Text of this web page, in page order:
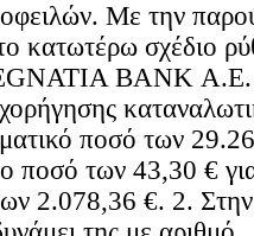
Με την
κατωτέρω σχέδιο
BANK Α.Ε.
ποσό των
ποσό των 43,30 €
2.078,36 €. 2.